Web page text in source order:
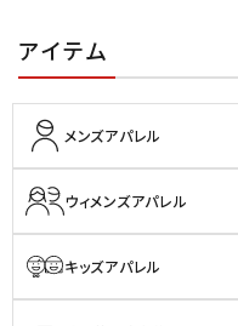
アイテム
メンズアパレル
ウィメンズアパレル
キッズアパレル